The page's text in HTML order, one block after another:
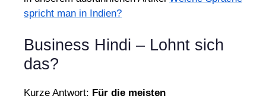
spricht man in Indien?
Business Hindi – Lohnt sich
das?
Kurze Antwort: Für die meisten